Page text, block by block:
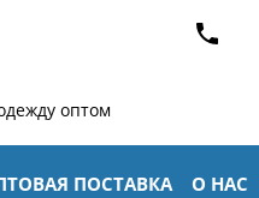
оптом
ПОСТАВКА О НАС